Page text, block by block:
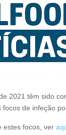
2021 têm sido
de infeção
estes focos, ver